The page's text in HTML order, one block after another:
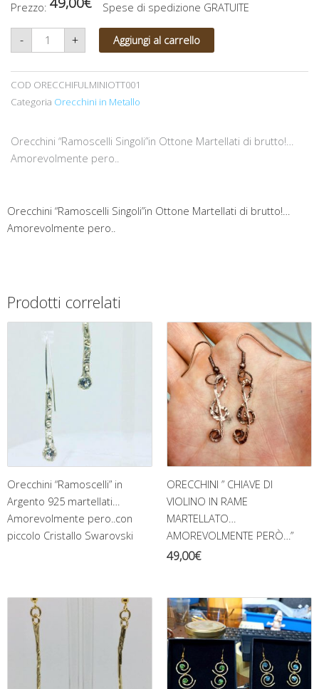
Prezzo: Spese di spedizione GRATUITE
-
Orecchini
"Fulmini
Singoli"in
martellati...Amorevolmente
però..
quantità
+ Aggiungi al carrello
COD ORECCHIFULMINIOTT001
Categoria Orecchini in Metallo
Orecchini “Ramoscelli Singoli”in Ottone Martellati di brutto!…
Amorevolmente pero..
Orecchini “Ramoscelli Singoli”in Ottone Martellati di brutto!…
Amorevolmente pero..
Prodotti correlati
Orecchini “Ramoscelli” in
Argento 925 martellati…
Amorevolmente pero..con
piccolo Cristallo Swarovski
ORECCHINI ” CHIAVE DI
VIOLINO IN RAME
MARTELLATO…
AMOREVOLMENTE PERÒ…”
49,00€